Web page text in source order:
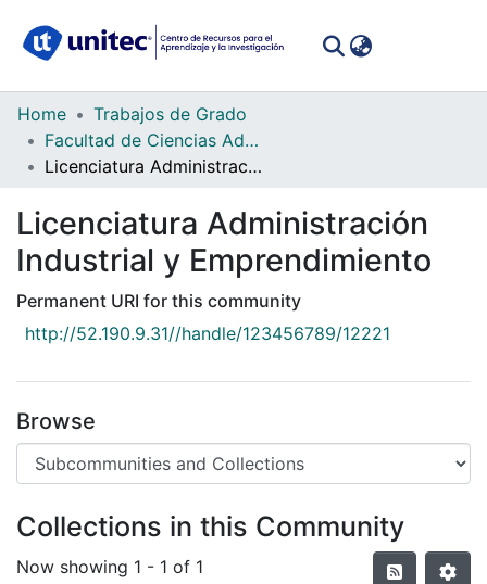
Communities
Collections
All of DSpace
Statistics
Home
Trabajos de Grado
Facultad de Ciencias Administrativas y Sociales
Licenciatura Administración Industrial y Emprendimiento
Licenciatura Administración
Industrial y Emprendimiento
Permanent URI for this community
http://52.190.9.31//handle/123456789/12221
Browse
Collections in this Community
Now showing 1 - 1 of 1